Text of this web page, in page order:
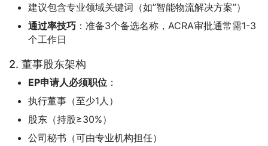
建议包含专业领域关键词（如”智能物流解决方案”）
通过率技巧 ：准备3个备选名称，ACRA审批通常需1-3
个工作日
2. 董事股东架构
EP申请人必须职位 ：
执行董事（至少1人）
股东（持股≥30%）
公司秘书（可由专业机构担任）